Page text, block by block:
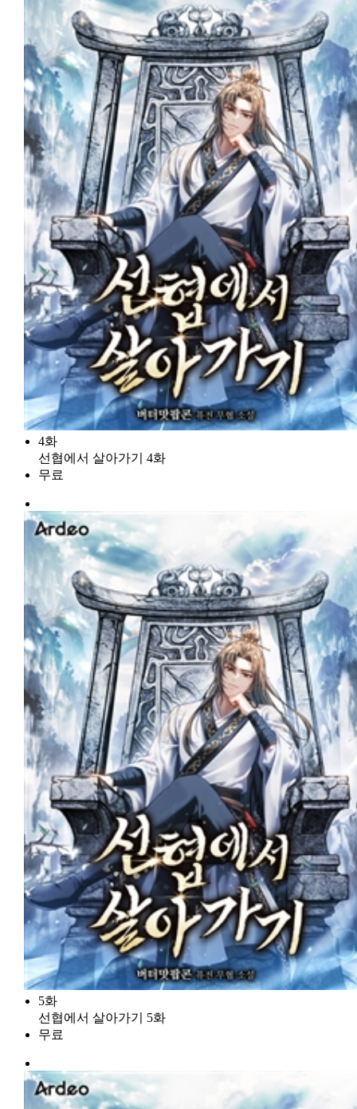
4화
선협에서 살아가기 4화
무료
5화
선협에서 살아가기 5화
무료